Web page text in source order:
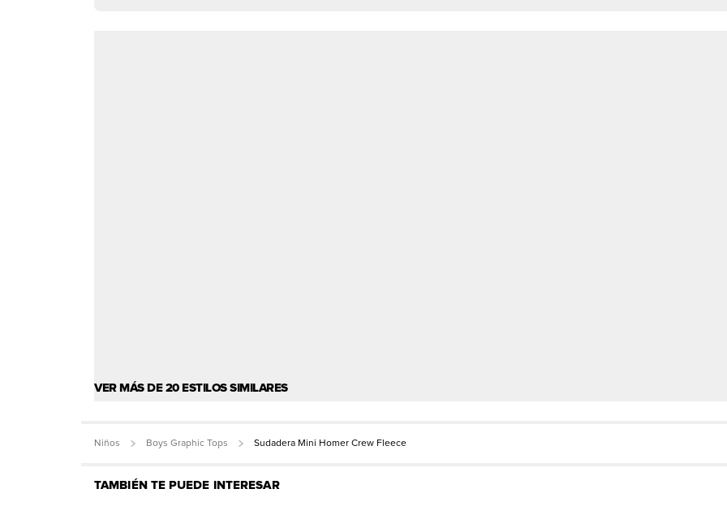
VER MÁS DE 20 ESTILOS SIMILARES
Niños Boys Graphic Tops Sudadera Mini Homer Crew Fleece
TAMBIÉN TE PUEDE INTERESAR